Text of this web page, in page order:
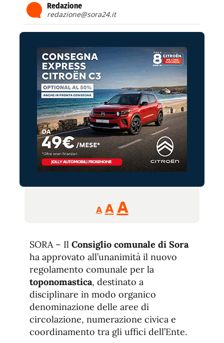
Redazione
redazione@sora24.it
A
Reducir
tamaño
A Restablecer
tamaño
fuente
AAumentar
de
fuente.
SORA – Il Consiglio comunale di Sora
ha approvato all’unanimità il nuovo
regolamento comunale per la
toponomastica, destinato a
disciplinare in modo organico
denominazione delle aree di
circolazione, numerazione civica e
coordinamento tra gli uffici dell’Ente.